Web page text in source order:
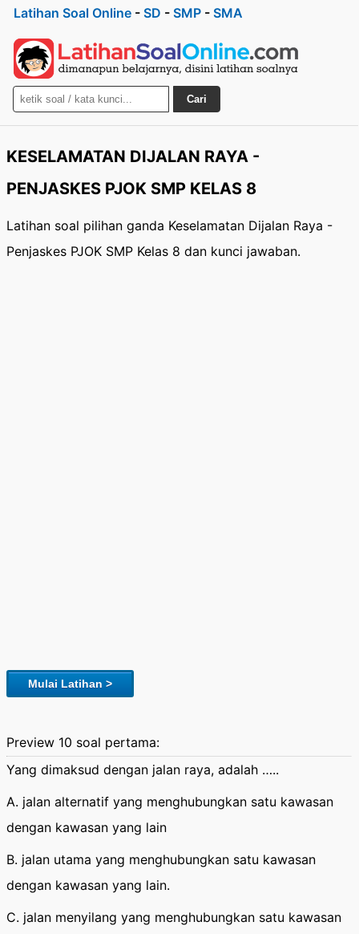
Latihan Soal Online - SD - SMP - SMA
Cari
KESELAMATAN DIJALAN RAYA -
PENJASKES PJOK SMP KELAS 8
Latihan soal pilihan ganda Keselamatan Dijalan Raya -
Penjaskes PJOK SMP Kelas 8 dan kunci jawaban.
Mulai Latihan >
Preview 10 soal pertama:
Yang dimaksud dengan jalan raya, adalah …..
A. jalan alternatif yang menghubungkan satu kawasan
dengan kawasan yang lain
B. jalan utama yang menghubungkan satu kawasan
dengan kawasan yang lain.
C. jalan menyilang yang menghubungkan satu kawasan